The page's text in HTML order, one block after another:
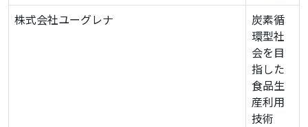
株式会社ユーグレナ
炭素循
環型社
会を目
指した
食品生
産利用
技術